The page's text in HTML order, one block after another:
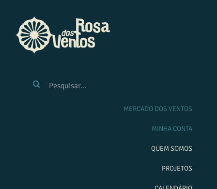
conteúdo
RESULTADOS
MERCADO DOS VENTOS
MINHA CONTA
QUEM SOMOS
PROJETOS